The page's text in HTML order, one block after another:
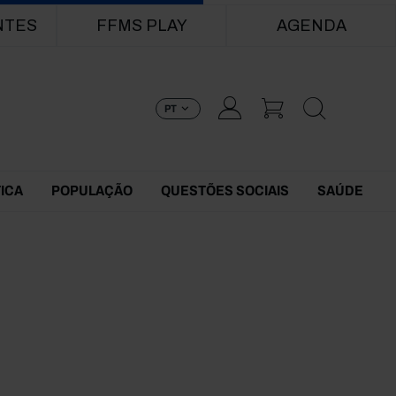
FFMS PLAY AGENDA
PT
POPULAÇÃO QUESTÕES SOCIAIS SAÚDE